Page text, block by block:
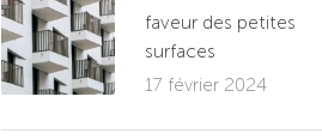
faveur des petites
surfaces
17 février 2024